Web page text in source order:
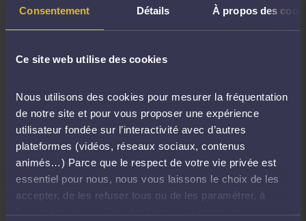
Consentement Détails À propos des
Ce site web utilise des cookies
Nous utilisons des cookies pour mesurer la fréquentation
de notre site et pour vous proposer une expérience
utilisateur fondée sur l’interactivité avec d’autres
plateformes (vidéos, réseaux sociaux, contenus
animés…) Parce que le respect de votre vie privée est
essentiel pour nous, nous vous laissons le choix de les
accepter, de les refuser tous ou de les paramétrer, à
échanges avec les services de l’État.
également de suivre de près les évolutions
Business Wallet
, appelé à devenir un outil majeur
de l’identité numérique des entreprises au sein de
l’Union européenne.
Ce contenu est bloqué.Cliquez ici pour
accepter les cookies.